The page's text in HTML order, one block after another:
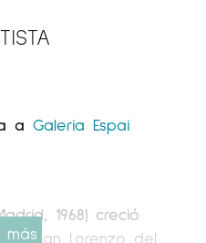
a Galeria Espai
1968) creció
San Lorenzo del
más